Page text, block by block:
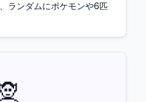
ランダムにポケモンや6匹